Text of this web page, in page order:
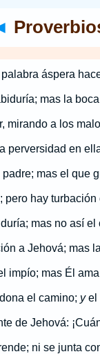
áspera
mas la
mirando a los
perversidad en
mas el que
hay
mas no así
a Jehová; mas
impío; mas Él
el camino; yel
de Jehová:
ni se junta